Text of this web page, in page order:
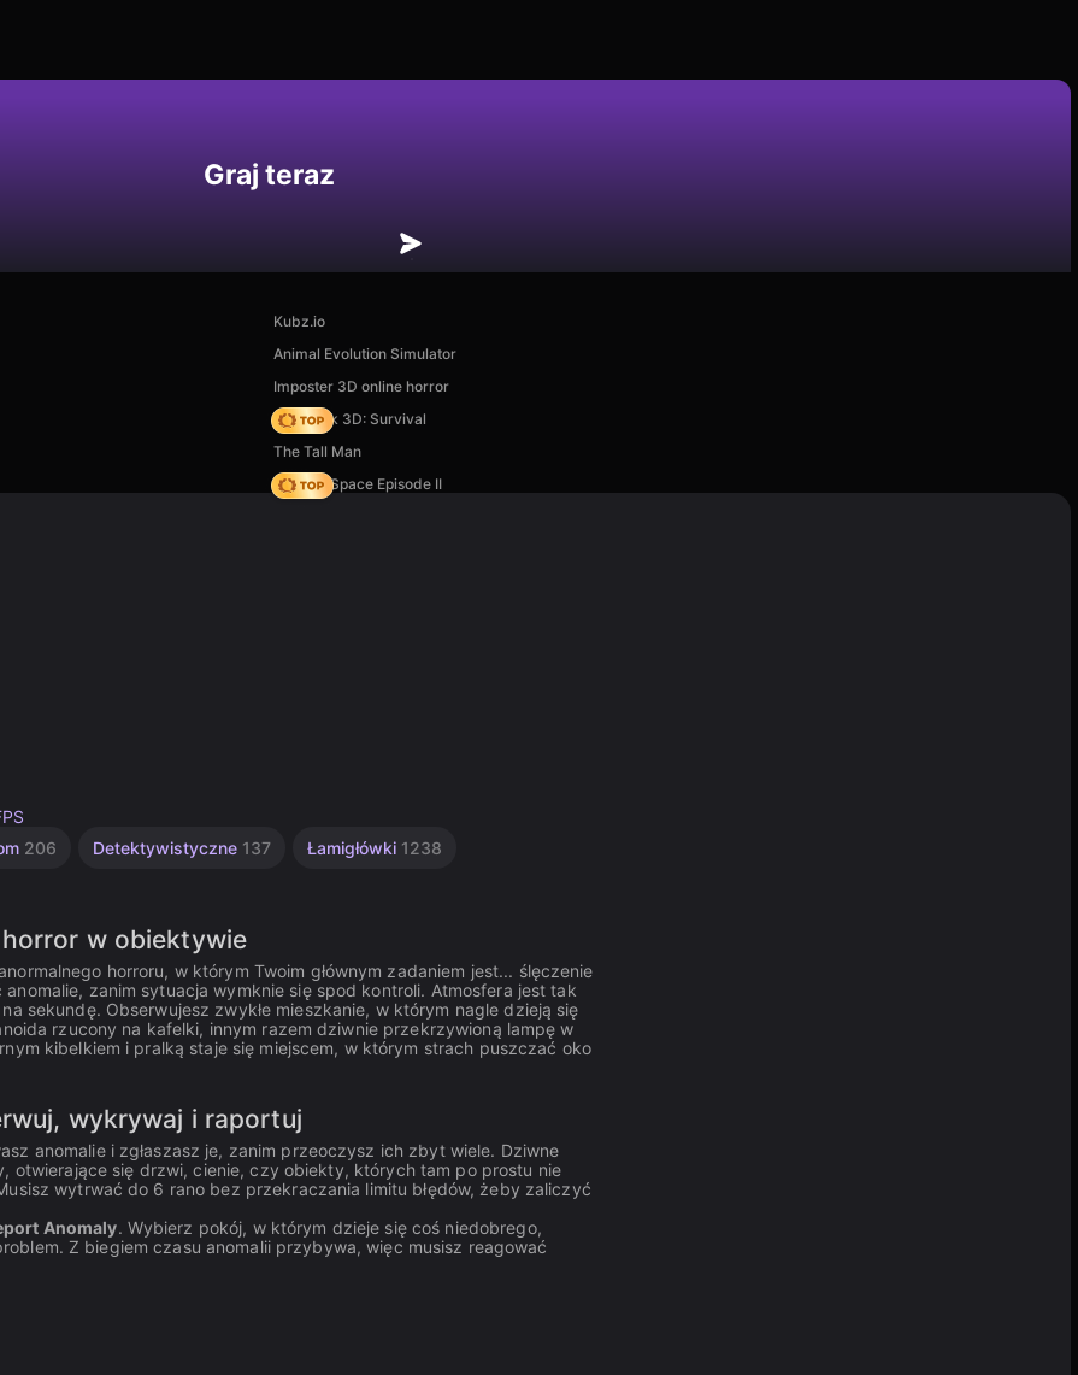
Graj teraz
Kubz.io
Animal Evolution Simulator
Imposter 3D online horror
Skyblock 3D: Survival
The Tall Man
Zombie Space Episode II
206 Detektywistyczne 137 Łamigłówki 1238
w obiektywie
horroru, w którym Twoim głównym zadaniem jest... ślęczenie
zanim sytuacja wymknie się spod kontroli. Atmosfera jest tak
sekundę. Obserwujesz zwykłe mieszkanie, w którym nagle dzieją się
rzucony na kafelki, innym razem dziwnie przekrzywioną lampę w
kibelkiem i pralką staje się miejscem, w którym strach puszczać oko
wykrywaj i raportuj
anomalie i zgłaszasz je, zanim przeoczysz ich zbyt wiele. Dziwne
otwierające się drzwi, cienie, czy obiekty, których tam po prostu nie
wytrwać do 6 rano bez przekraczania limitu błędów, żeby zaliczyć
Anomaly. Wybierz pokój, w którym dzieje się coś niedobrego,
Z biegiem czasu anomalii przybywa, więc musisz reagować